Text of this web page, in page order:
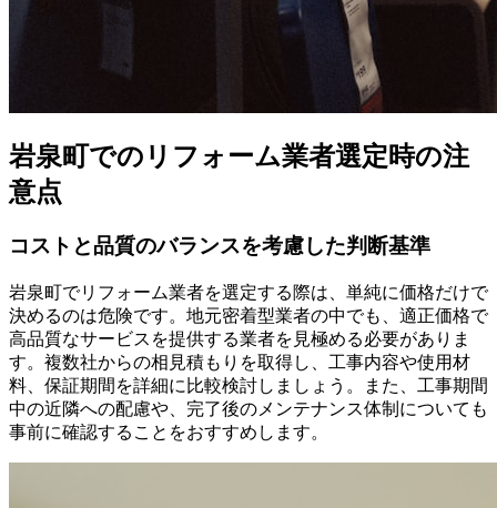
岩泉町でのリフォーム業者選定時の注
意点
コストと品質のバランスを考慮した判断基準
岩泉町でリフォーム業者を選定する際は、単純に価格だけで
決めるのは危険です。地元密着型業者の中でも、適正価格で
高品質なサービスを提供する業者を見極める必要がありま
す。複数社からの相見積もりを取得し、工事内容や使用材
料、保証期間を詳細に比較検討しましょう。また、工事期間
中の近隣への配慮や、完了後のメンテナンス体制についても
事前に確認することをおすすめします。